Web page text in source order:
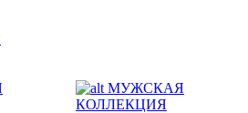
МУЖСКАЯ
КОЛЛЕКЦИЯ